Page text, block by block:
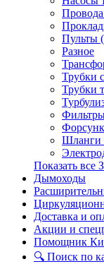
Пульты
Разное
Трубки
Трубки
Шланги
Показать все
Дымоходы
Доставка и
Акции и
Помощник
🔍 Поиск по